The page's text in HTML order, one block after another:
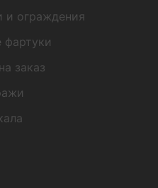
и ограждения
фартуки
заказ